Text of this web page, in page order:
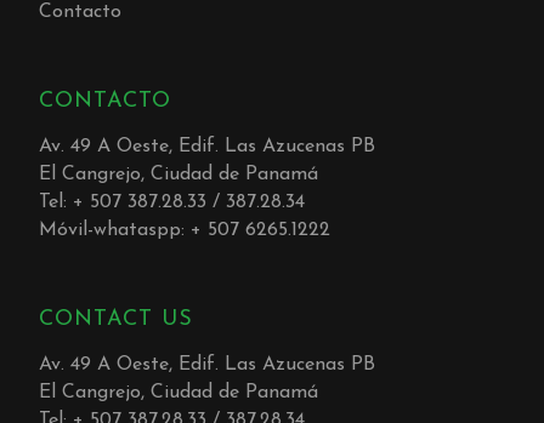
Contacto
CONTACTO
Av. 49 A Oeste, Edif. Las Azucenas PB
El Cangrejo, Ciudad de Panamá
Tel: + 507 387.28.33 / 387.28.34
Móvil-whataspp: + 507 6265.1222
CONTACT US
Av. 49 A Oeste, Edif. Las Azucenas PB
El Cangrejo, Ciudad de Panamá